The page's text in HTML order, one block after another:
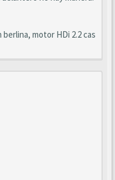
motor HDi 2.2 cas